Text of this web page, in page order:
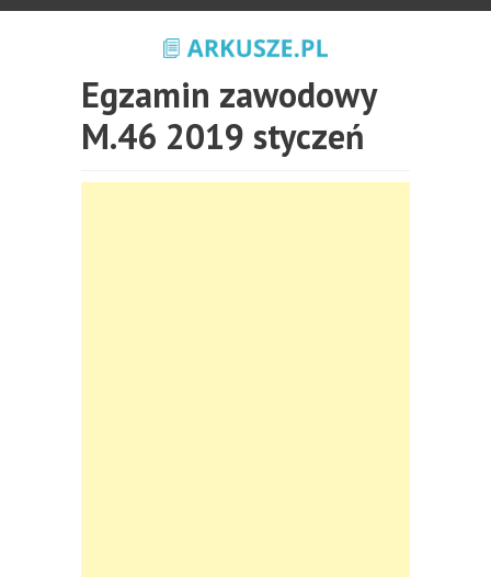
Egzamin zawodowy
M.46 2019 styczeń